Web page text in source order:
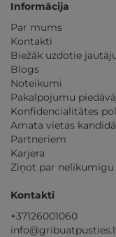
Informācija
Par mums
Kontakti
Biežāk uzdotie
Blogs
Noteikumi
Pakalpojumu
Konfidencialitātes
Amata vietas
Partneriem
Karjera
Ziņot par nelikumīgu
Kontakti
+37126001060